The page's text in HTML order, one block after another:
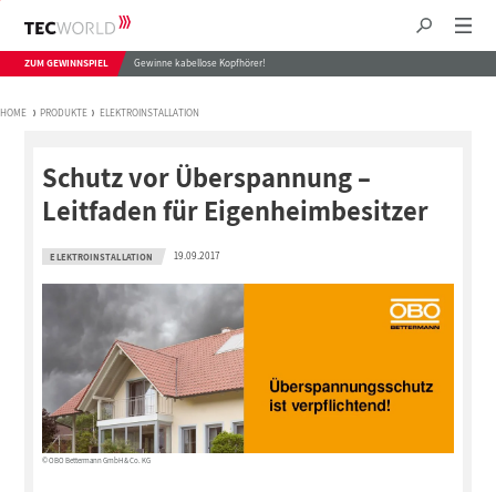
ZUM GEWINNSPIEL Gewinne kabellose Kopfhörer!
HOME PRODUKTE ELEKTROINSTALLATION
Schutz vor Überspannung –
Leitfaden für Eigenheimbesitzer
ELEKTROINSTALLATION 19.09.2017
© OBO Bettermann GmbH & Co. KG